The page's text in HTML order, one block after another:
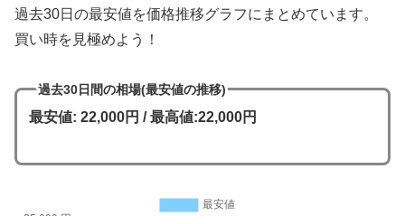
過去30日の最安値を価格推移グラフにまとめています。
買い時を見極めよう！
過去30日間の相場(最安値の推移)
最安値: 22,000円 / 最高値:22,000円